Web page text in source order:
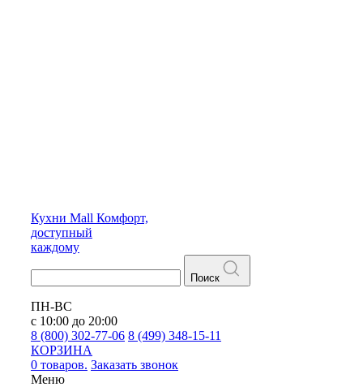
Кухни Mall Комфорт,
доступный
каждому
Поиск
ПН-ВС
с 10:00 до 20:00
8 (800) 302-77-06 8 (499) 348-15-11
КОРЗИНА
0 товаров. Заказать звонок
Меню